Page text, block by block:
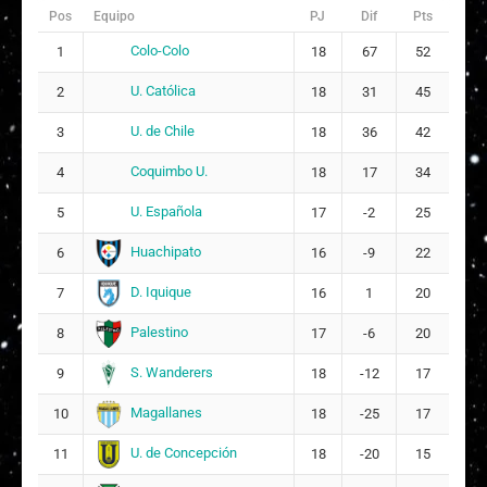
Ivanna Ignacia Faúndez Luna
28
Constanza Antonia Vilches Astudillo
18
K Karla Fernanda Paredes Delgado
11
Pos Equipo PJ Dif Pts
1 Colo-Colo 18 67 52
2 U. Católica 18 31 45
3 U. de Chile 18 36 42
4 Coquimbo U. 18 17 34
5 U. Española 17 -2 25
6 Huachipato 16 -9 22
7 D. Iquique 16 1 20
8 Palestino 17 -6 20
9 S. Wanderers 18 -12 17
10 Magallanes 18 -25 17
11 U. de Concepción 18 -20 15